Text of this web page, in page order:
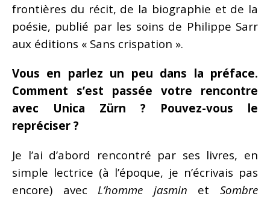
frontières du récit, de la biographie et de la
poésie, publié par les soins de Philippe Sarr
aux éditions « Sans crispation ».
Vous en parlez un peu dans la préface.
Comment s’est passée votre rencontre
avec Unica Zürn ? Pouvez-vous le
repréciser ?
Je l’ai d’abord rencontré par ses livres, en
simple lectrice (à l’époque, je n’écrivais pas
encore) avecL’homme jasmin etSombre